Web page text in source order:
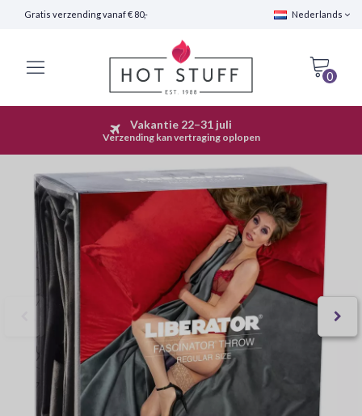
Gratis verzending vanaf € 80,- Nederlands
0
Snelle Verzending (24 uur)
Vakantie 22–31 juli
Verzending kan vertraging oplopen